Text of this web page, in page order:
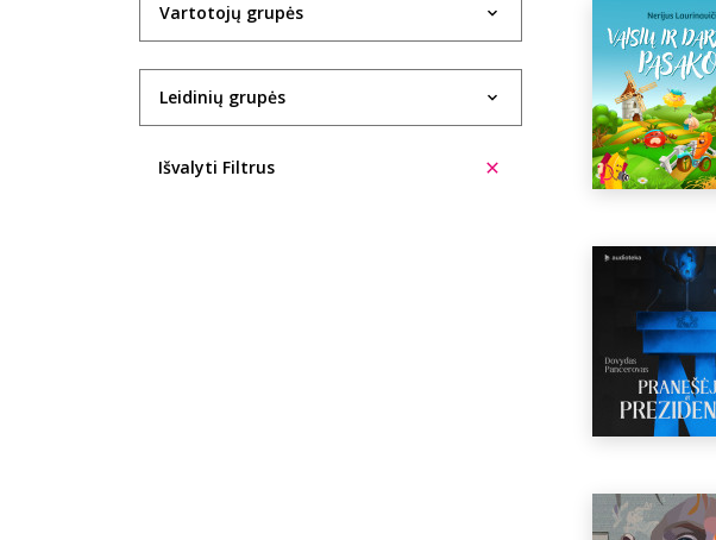
Vartotojų grupės
Leidinių grupės
Išvalyti Filtrus